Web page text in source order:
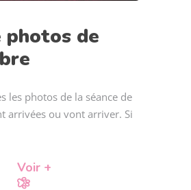
photos de
les photos de la séance de
arrivées ou vont arriver. Si
Voir +